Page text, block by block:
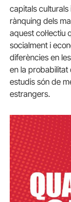
capitals culturals
rànquing dels
aquest col·lectiu
socialment i
diferències en
en la probabilitat
estudis són de
estrangers.